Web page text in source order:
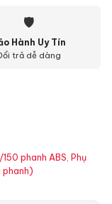
🛡
Hành Uy Tín
trả dễ dàng
phanh ABS, Phụ
phanh)